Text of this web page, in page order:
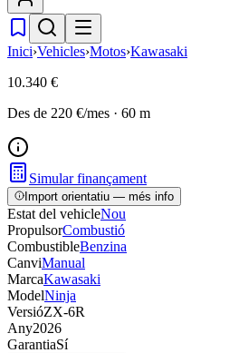
Inici›Vehicles›Motos›Kawasaki
10.340 €
Des de 220 €/mes · 60 m
Simular finançament
Import orientatiu — més info
Estat del vehicleNou
PropulsorCombustió
CombustibleBenzina
CanviManual
MarcaKawasaki
ModelNinja
VersióZX-6R
Any2026
GarantiaSí